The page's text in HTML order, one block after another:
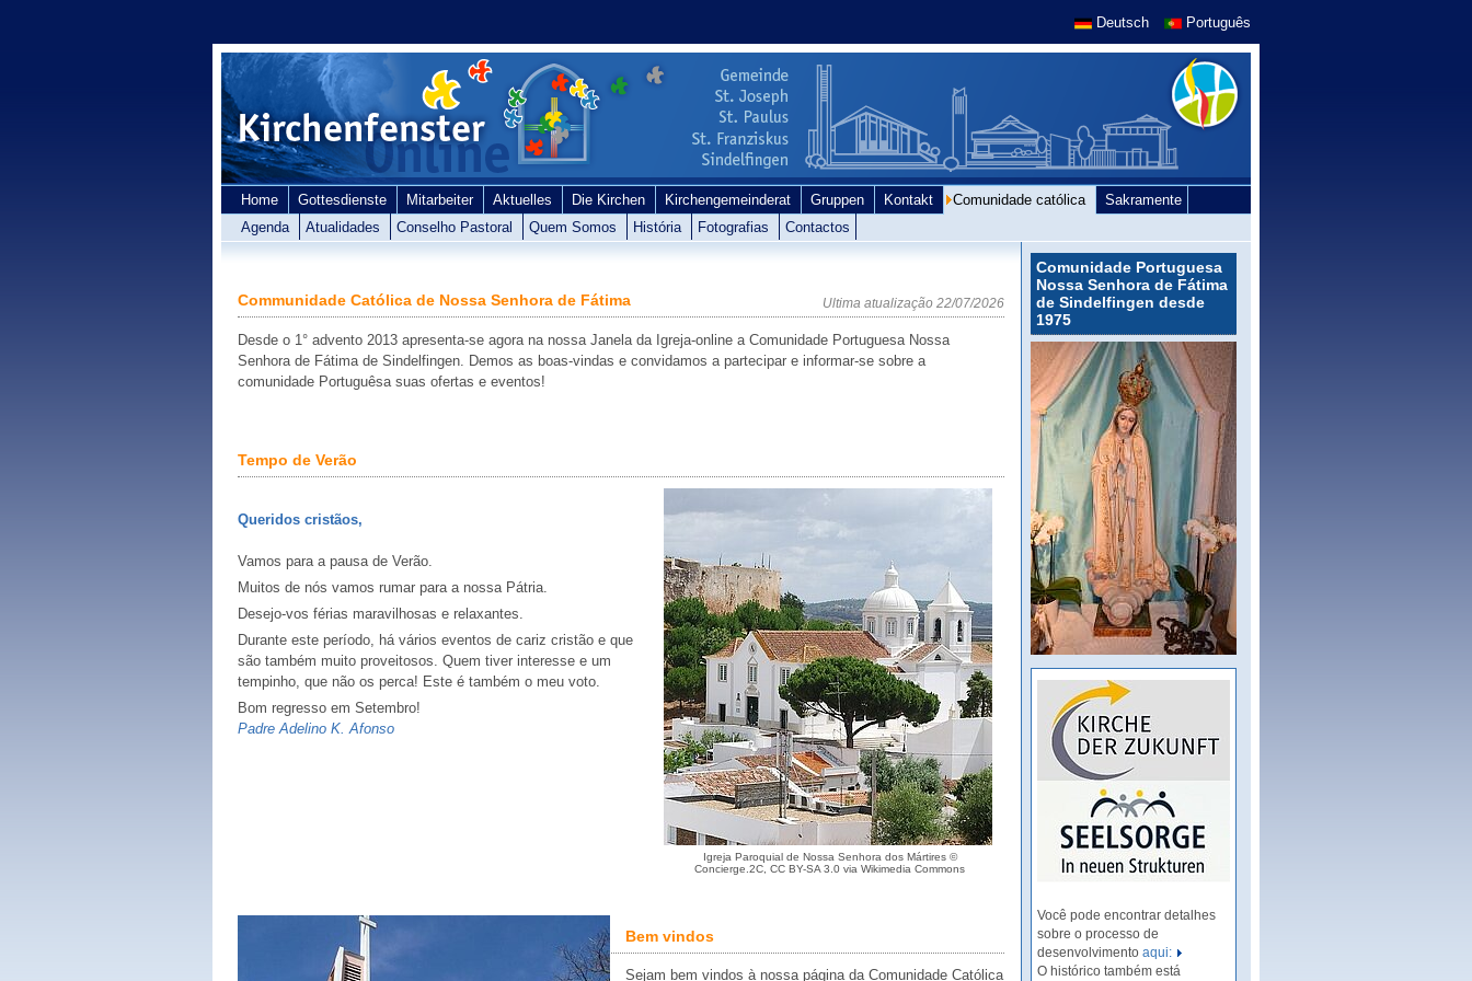
Deutsch Português
Home Gottesdienste Mitarbeiter Aktuelles Die Kirchen Kirchengemeinderat Gruppen Kontakt Comunidade católica
Sakramente
Agenda
Atualidades Conselho Pastoral Quem Somos História Fotografias Contactos
Communidade Católica de Nossa Senhora de Fátima Ultima atualização 22/07/2026
Desde o 1° advento 2013 apresenta-se agora na nossa Janela da Igreja-online a Comunidade Portuguesa Nossa
Senhora de Fátima de Sindelfingen. Demos as boas-vindas e convidamos a partecipar e informar-se sobre a
comunidade Portuguêsa suas ofertas e eventos!
Tempo de Verão
Igreja Paroquial de Nossa Senhora dos Mártires ©
Concierge.2C, CC BY-SA 3.0 via Wikimedia Commons
Queridos cristãos,
Vamos para a pausa de Verão.
Muitos de nós vamos rumar para a nossa Pátria.
Desejo-vos férias maravilhosas e relaxantes.
Durante este período, há vários eventos de cariz cristão e que
são também muito proveitosos. Quem tiver interesse e um
tempinho, que não os perca! Este é também o meu voto.
Bom regresso em Setembro!
Padre Adelino K. Afonso
Bem vindos
Sejam bem vindos à nossa página da Comunidade Católica
Comunidade Portuguesa
Nossa Senhora de Fátima
de Sindelfingen desde
1975
Você pode encontrar detalhes
sobre o processo de
desenvolvimento aqui:
O histórico também está